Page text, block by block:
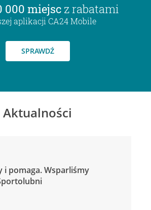
000 miejsc z rabatami
aplikacji CA24 Mobile
SPRAWDŹ
Aktualności
i pomaga. Wsparliśmy